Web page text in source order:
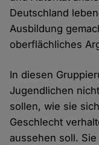
Deutschland
Ausbildung
oberflächliches
In diesen
Jugendlichen
sollen, wie sie
Geschlecht
aussehen soll.